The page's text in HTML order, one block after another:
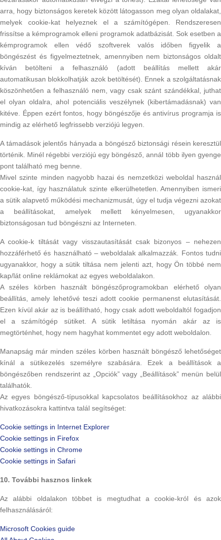
arra, hogy biztonságos keretek között látogasson meg olyan oldalakat,
melyek cookie-kat helyeznek el a számítógépen. Rendszeresen
frissítse a kémprogramok elleni programok adatbázisát. Sok esetben a
kémprogramok ellen védő szoftverek valós időben figyelik a
böngészést és figyelmeztetnek, amennyiben nem biztonságos oldalt
kíván betölteni a felhasználó (adott beállítás mellett akár
automatikusan blokkolhatják azok betöltését). Ennek a szolgáltatásnak
köszönhetően a felhasználó nem, vagy csak szánt szándékkal, juthat
el olyan oldalra, ahol potenciális veszélynek (kibertámadásnak) van
kitéve. Éppen ezért fontos, hogy böngészője és antivírus programja is
mindig az elérhető legfrissebb verziójú legyen.
A támadások jelentős hányada a böngésző biztonsági résein keresztül
történik. Minél régebbi verziójú egy böngésző, annál több ilyen gyenge
pont található meg benne.
Mivel szinte minden nagyobb hazai és nemzetközi weboldal használ
cookie-kat, így használatuk szinte elkerülhetetlen. Amennyiben ismeri
a sütik alapvető működési mechanizmusát, úgy el tudja végezni azokat
a beállításokat, amelyek mellett kényelmesen, ugyanakkor
biztonságosan tud böngészni az Interneten.
A cookie-k tiltását vagy visszautasítását csak bizonyos – nehezen
hozzáférhető és használható – weboldalak alkalmazzák. Fontos tudni
ugyanakkor, hogy a sütik tiltása nem jelenti azt, hogy Ön többé nem
kap/lát online reklámokat az egyes weboldalakon.
A széles körben használt böngészőprogramokban elérhető olyan
beállítás, amely lehetővé teszi adott cookie permanenst elutasítását.
Ezen kívül akár az is beállítható, hogy csak adott weboldaltól fogadjon
el a számítógép sütiket. A sütik letiltása nyomán akár az is
megtörténhet, hogy nem hagyhat kommentet egy adott weboldalon.
Manapság már minden széles körben használt böngésző lehetőséget
kínál a sütikezelés személyre szabására. Ezek a beállítások a
böngészőben rendszerint az „Opciók” vagy „Beállítások” menün belül
találhatók.
Az egyes böngésző-típusokkal kapcsolatos beállításokhoz az alábbi
hivatkozásokra kattintva talál segítséget:
Cookie settings in Internet Explorer
Cookie settings in Firefox
Cookie settings in Chrome
Cookie settings in Safari
10. További hasznos linkek
Az alábbi oldalakon többet is megtudhat a cookie-król és azok
felhasználásáról:
Microsoft Cookies guide